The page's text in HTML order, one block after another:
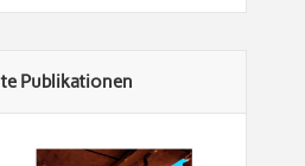
Publikationen